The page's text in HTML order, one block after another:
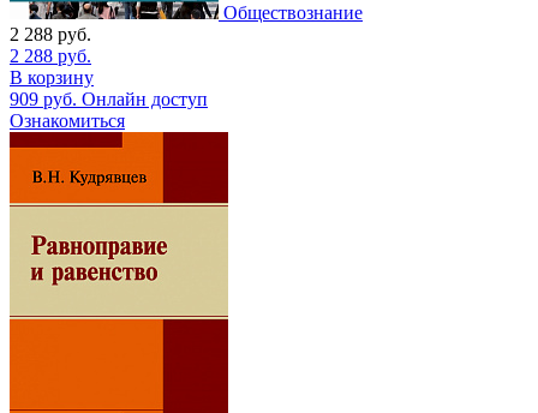
Обществознание
2 288 руб.
2 288 руб.
В корзину
909 руб. Онлайн доступ
Ознакомиться